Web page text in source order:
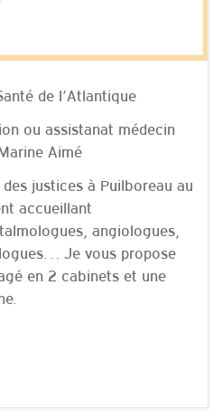
de l’Atlantique
ou assistanat médecin
Aimé
justices à Puilboreau au
accueillant
angiologues,
Je vous propose
en 2 cabinets et une